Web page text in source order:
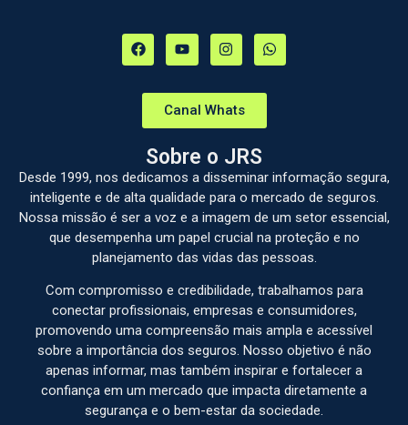
Canal Whats
Sobre o JRS
Desde 1999, nos dedicamos a disseminar informação segura,
inteligente e de alta qualidade para o mercado de seguros.
Nossa missão é ser a voz e a imagem de um setor essencial,
que desempenha um papel crucial na proteção e no
planejamento das vidas das pessoas.
Com compromisso e credibilidade, trabalhamos para
conectar profissionais, empresas e consumidores,
promovendo uma compreensão mais ampla e acessível
sobre a importância dos seguros. Nosso objetivo é não
apenas informar, mas também inspirar e fortalecer a
confiança em um mercado que impacta diretamente a
segurança e o bem-estar da sociedade.